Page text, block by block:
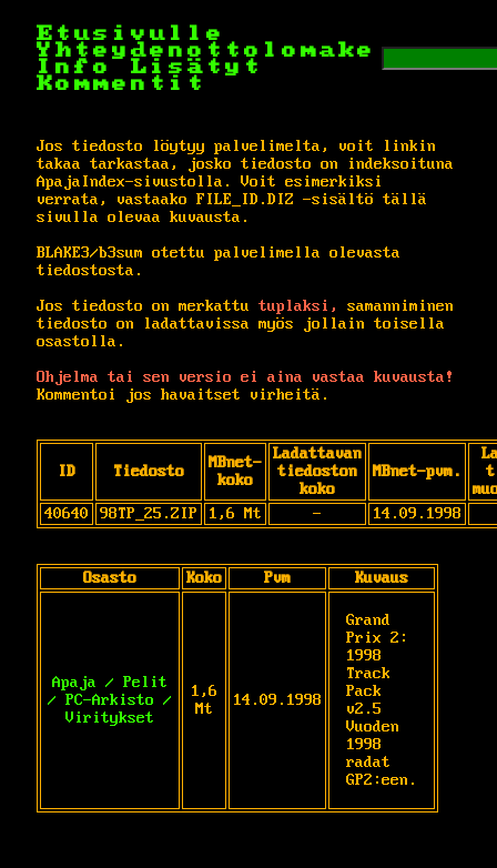
Etusivulle
Yhteydenottolomake
Info
Lisätyt
Kommentit
Jos tiedosto löytyy palvelimelta, voit linkin
takaa tarkastaa, josko tiedosto on indeksoituna
ApajaIndex-sivustolla. Voit esimerkiksi
verrata, vastaako FILE_ID.DIZ -sisältö tällä
sivulla olevaa kuvausta.
BLAKE3/b3sum otettu palvelimella olevasta
tiedostosta.
Jos tiedosto on merkattu tuplaksi,
samanniminen
tiedosto on ladattavissa myös jollain toisella
osastolla.
Ohjelma tai sen versio ei aina vastaa kuvausta!
Kommentoi jos havaitset virheitä.
ID Tiedosto
MBnet-
koko
Ladattavan
tiedoston
koko
MBnet-pvm.
40640
98TP_25.ZIP 1,6 Mt - 14.09.1998
Osasto Koko Pvm Kuvaus
Apaja / Pelit
/ PC-Arkisto /
Viritykset
1,6
Mt
14.09.1998
Grand
Prix 2:
1998
Track
Pack
v2.5
Vuoden
1998
radat
GP2:een.